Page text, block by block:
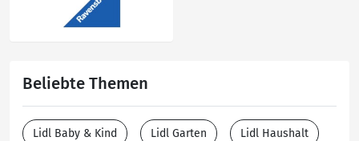
Beliebte Themen
Lidl Baby & Kind Lidl Garten Lidl Haushalt